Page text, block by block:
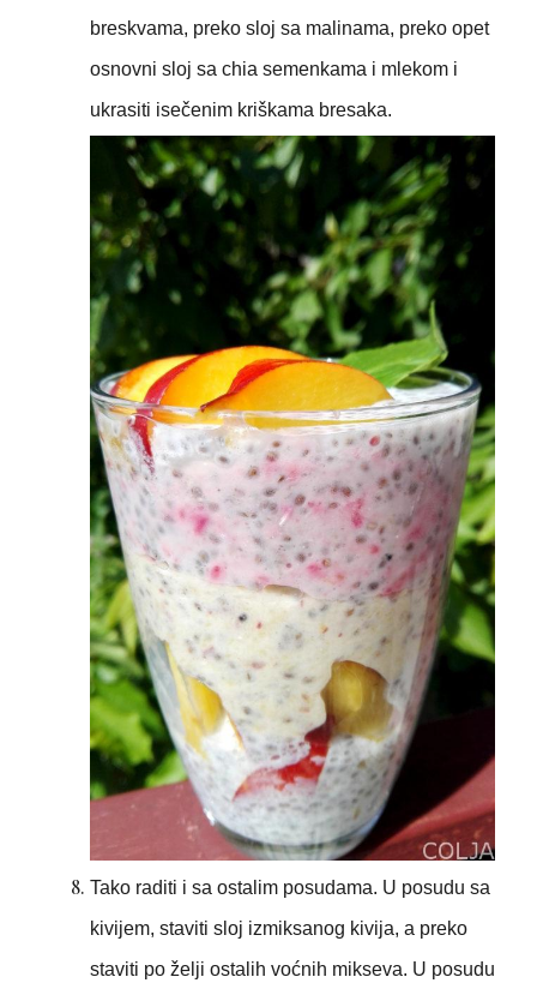
breskvama, preko sloj sa malinama, preko opet
osnovni sloj sa chia semenkama i mlekom i
ukrasiti isečenim kriškama bresaka.
Tako raditi i sa ostalim posudama. U posudu sa
kivijem, staviti sloj izmiksanog kivija, a preko
staviti po želji ostalih voćnih mikseva. U posudu